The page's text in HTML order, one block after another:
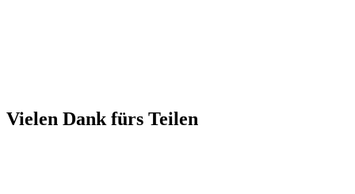
Vielen Dank fürs Teilen